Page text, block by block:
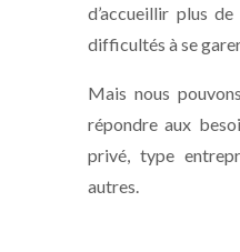
d’accueillir plus
difficultés à se
Mais nous
répondre aux
privé, type
autres.